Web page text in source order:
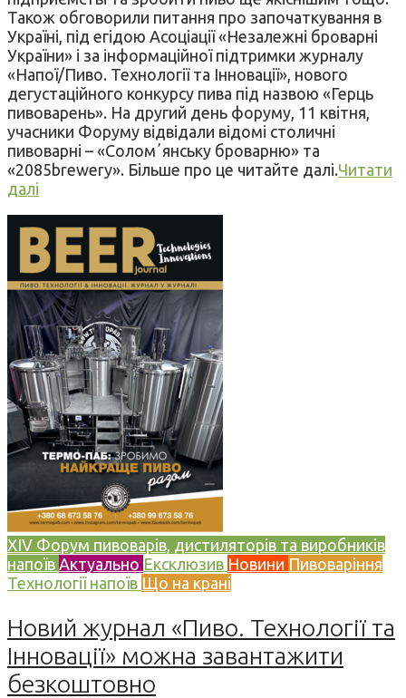
Також обговорили питання про започаткування в
Україні, під егідою Асоціації «Незалежні броварні
України» і за інформаційної підтримки журналу
«Напої/Пиво. Технології та Інновації», нового
дегустаційного конкурсу пива під назвою «Герць
пивоварень». На другий день форуму, 11 квітня,
учасники Форуму відвідали відомі столичні
пивоварні – «Соломʼянську броварню» та
«2085brewery». Більше про це читайте далі.Читати
далі
XIV Форум пивоварів, дистиляторів та виробників
напоїв Актуально Ексклюзив Новини Пивоваріння
Технології напоїв Що на крані
Новий журнал «Пиво. Технології та
Інновації» можна завантажити
безкоштовно